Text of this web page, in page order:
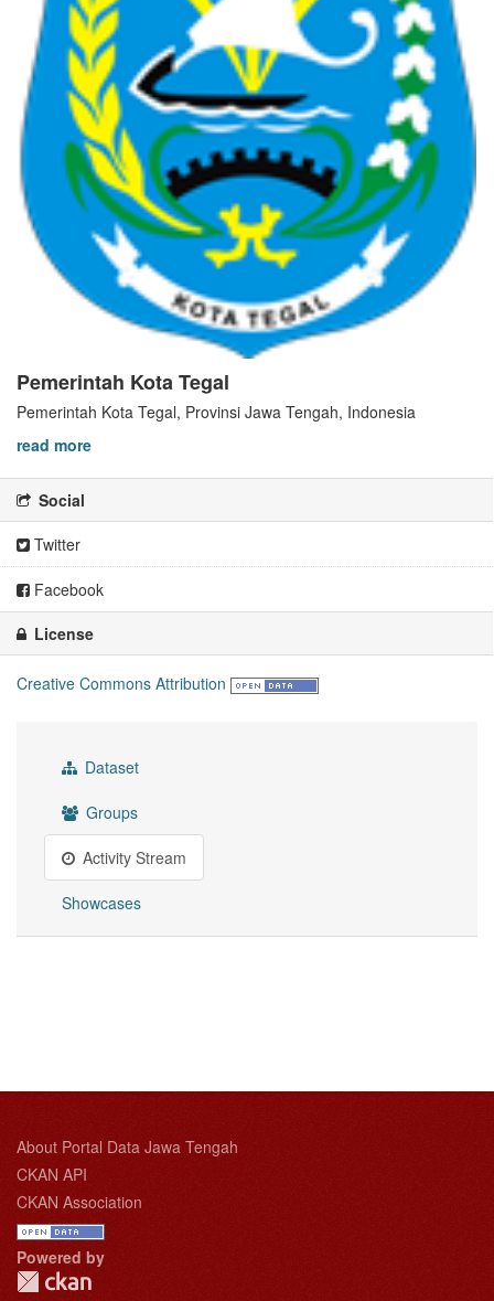
Pemerintah Kota Tegal
Pemerintah Kota Tegal, Provinsi Jawa Tengah, Indonesia
read more
Social
Twitter
Facebook
License
Creative Commons Attribution
Dataset
Groups
Activity Stream
Showcases
About Portal Data Jawa Tengah
CKAN API
CKAN Association
Powered by